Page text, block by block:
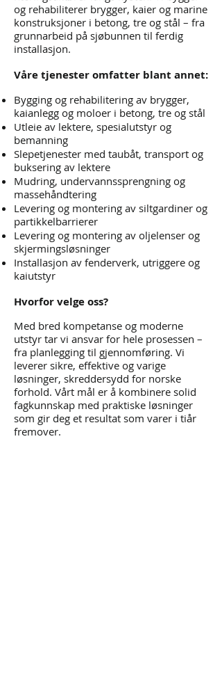
og rehabiliterer brygger, kaier og marine
konstruksjoner i betong, tre og stål – fra
grunnarbeid på sjøbunnen til ferdig
installasjon.
Våre tjenester omfatter blant annet:
Bygging og rehabilitering av brygger,
kaianlegg og moloer i betong, tre og stål
Utleie av lektere, spesialutstyr og
bemanning
Slepetjenester med taubåt, transport og
buksering av lektere
Mudring, undervannssprengning og
massehåndtering
Levering og montering av siltgardiner og
partikkelbarrierer
Levering og montering av oljelenser og
skjermingsløsninger
Installasjon av fenderverk, utriggere og
kaiutstyr
Hvorfor velge oss?
Med bred kompetanse og moderne
utstyr tar vi ansvar for hele prosessen –
fra planlegging til gjennomføring. Vi
leverer sikre, effektive og varige
løsninger, skreddersydd for norske
forhold. Vårt mål er å kombinere solid
fagkunnskap med praktiske løsninger
som gir deg et resultat som varer i tiår
fremover.